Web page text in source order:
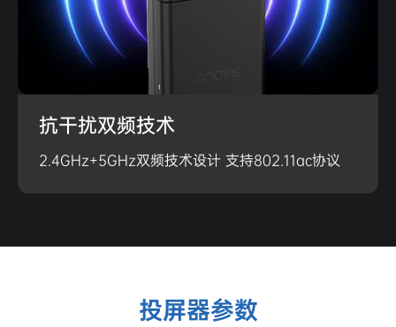
抗干扰双频技术
2.4GHz+5GHz双频技术设计 支持802.11ac协议
投屏器参数